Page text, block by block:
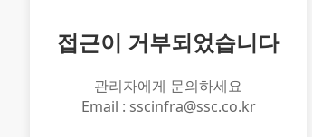
접근이 거부되었습니다
관리자에게 문의하세요
Email : sscinfra@ssc.co.kr